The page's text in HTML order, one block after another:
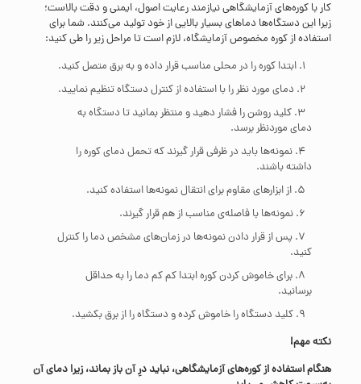
کار با کوره‌های آزمایشگاهی نیازمند رعایت اصول، ایمنی و دقت بالاست؛
زیرا این دستگاه‌ها دما‌های بسیار بالایی از خود تولید می‌کنند. شما برای
استفاده از کوره مخصوص آزمایشگاه، لازم است تا مراحل زیر را طی کنید:
ابتدا کوره را در محلی مناسب قرار داده و به برق متصل کنید.
دمای مورد نظر را با استفاده از کنترل دستگاه تنظیم نمایید.
کلید روشن را فشار دهید و منتظر بمانید تا دستگاه به
دمای موردنظر برسد.
نمونه‌ها باید در ظرفی قرار گیرند که تحمل دمای کوره را
داشته باشند.
از ابزارهای مقاوم برای انتقال نمونه‌ها استفاده کنید.
نمونه‌ها با فاصله‌ی مناسب از هم قرار گیرند.
پس از قرار دادن نمونه‌ها در زمان‌های مشخص دما را کنترل
کنید.
برای خاموش کردن کوره ابتدا کم کم دما را به حداقل
برسانید.
کلید دستگاه را خاموش کرده و دستگاه را از برق بکشید.
نکته مهم!
هنگام استفاده از کوره‌های آزمایشگاهی، نباید درِ آن باز بماند، زیرا دمای آن